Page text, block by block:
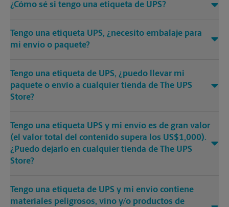
¿Cómo sé si tengo una etiqueta de UPS?
Tengo una etiqueta UPS, ¿necesito embalaje para
mi envío o paquete?
Tengo una etiqueta de UPS, ¿puedo llevar mi
paquete o envío a cualquier tienda de The UPS
Store?
Tengo una etiqueta UPS y mi envío es de gran valor
(el valor total del contenido supera los US$1,000).
¿Puedo dejarlo en cualquier tienda de The UPS
Store?
Tengo una etiqueta de UPS y mi envío contiene
materiales peligrosos, vino y/o productos de